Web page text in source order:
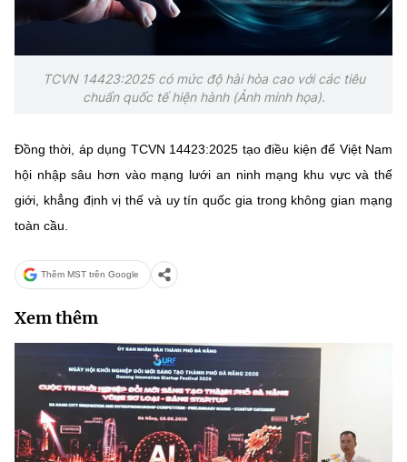
TCVN 14423:2025 có mức độ hài hòa cao với các tiêu
chuẩn quốc tế hiện hành (Ảnh minh họa).
Đồng thời, áp dụng TCVN 14423:2025 tạo điều kiện để Việt Nam
hội nhập sâu hơn vào mạng lưới an ninh mạng khu vực và thế
giới, khẳng định vị thế và uy tín quốc gia trong không gian mạng
toàn cầu.
Thêm MST trên Google
Xem thêm